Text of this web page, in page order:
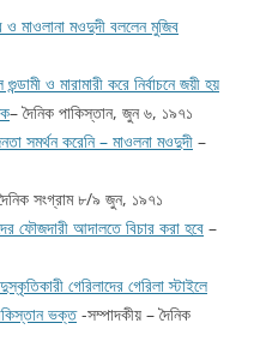
ও মাওলানা মওদুদী বললেন মুজিব
ও মারামারী করে নির্বাচনে জয়ী হয়
– দৈনিক পাকিস্তান, জুন ৬, ১৯৭১
সমর্থন করেনি – মাওলনা মওদুদী –
সংগ্রাম ৮/৯ জুন, ১৯৭১
ফৌজদারী আদালতে বিচার করা হবে –
গেরিলাদের গেরিলা স্টাইলে
ভক্ত-সম্পাদকীয় – দৈনিক